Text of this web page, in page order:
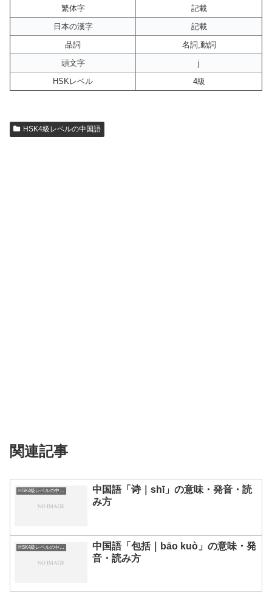
繁体字
記載
日本の漢字
記載
品詞
名詞,動詞
頭文字
j
HSKレベル
4級
HSK4級レベルの中国語
関連記事
中国語「诗｜shī」の意味・発音・読
み方
中国語「包括｜bāo kuò」の意味・発
音・読み方